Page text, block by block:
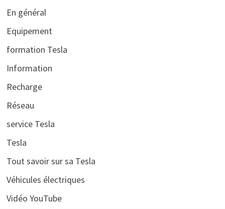
En général
Equipement
formation Tesla
Information
Recharge
Réseau
service Tesla
Tesla
Tout savoir sur sa Tesla
Véhicules électriques
Vidéo YouTube